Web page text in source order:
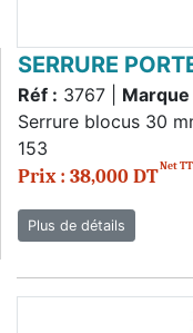
SERRURE
Réf : 3767 | Marque
Serrure blocus 30
153
Prix : 38,000 DTNet
Plus de détails